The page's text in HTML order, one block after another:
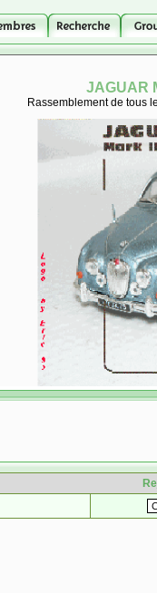
JAGUAR
Rassemblement de tous